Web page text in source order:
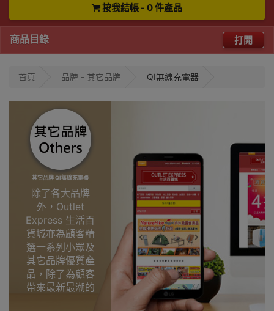
按我結帳 - 0 件產品
商品目錄 打開
首頁 品牌 - 其它品牌 QI無線充電器
其它品牌 QI無線充電器
除了各大品牌
外，Outlet
Express 生活百
貨城亦為顧客精
選一系列小眾及
其它品牌優質產
品，除了為顧客
帶來最新最潮的
產品外，亦包括